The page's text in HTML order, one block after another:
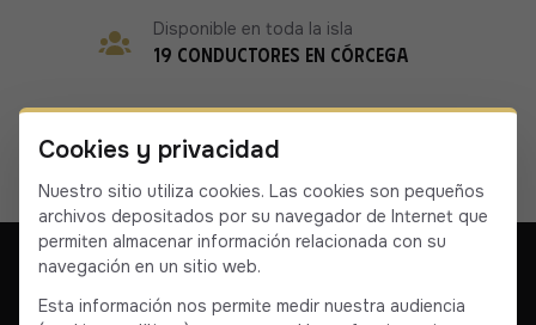
19 conductores en Córcega
Disponible en toda la isla
Cookies y privacidad
Nuestro sitio utiliza cookies. Las cookies son pequeños
archivos depositados por su navegador de Internet que
permiten almacenar información relacionada con su
navegación en un sitio web.
Esta información nos permite medir nuestra audiencia